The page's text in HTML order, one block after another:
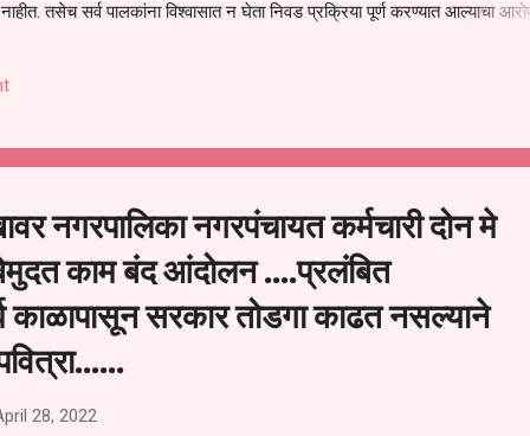
तसेच सर्व पालकांना विश्वासात न घेता निवड प्रक्रिया पूर्ण करण्यात आल्याचा
परतूर यांनाही पाठविण्यात आल्या असून प्रशासन याबाबत काय निर्णय घेते, याकडे
नगरपालिका नगरपंचायत कर्मचारी दोन मे
काम बंद आंदोलन ....प्रलंबित
काळापासून सरकार तोडगा काढत नसल्याने
28, 2022